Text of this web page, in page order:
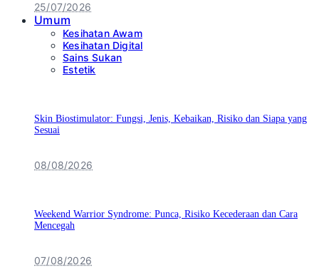
25/07/2026
Umum
Kesihatan Awam
Kesihatan Digital
Sains Sukan
Estetik
Skin Biostimulator: Fungsi, Jenis, Kebaikan, Risiko dan Siapa yang
Sesuai
08/08/2026
Weekend Warrior Syndrome: Punca, Risiko Kecederaan dan Cara
Mencegah
07/08/2026